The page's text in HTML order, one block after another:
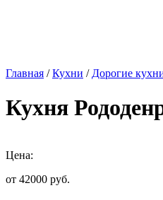
Главная /Кухни / Дорогие
Кухня
Цена:
от 42000 руб.